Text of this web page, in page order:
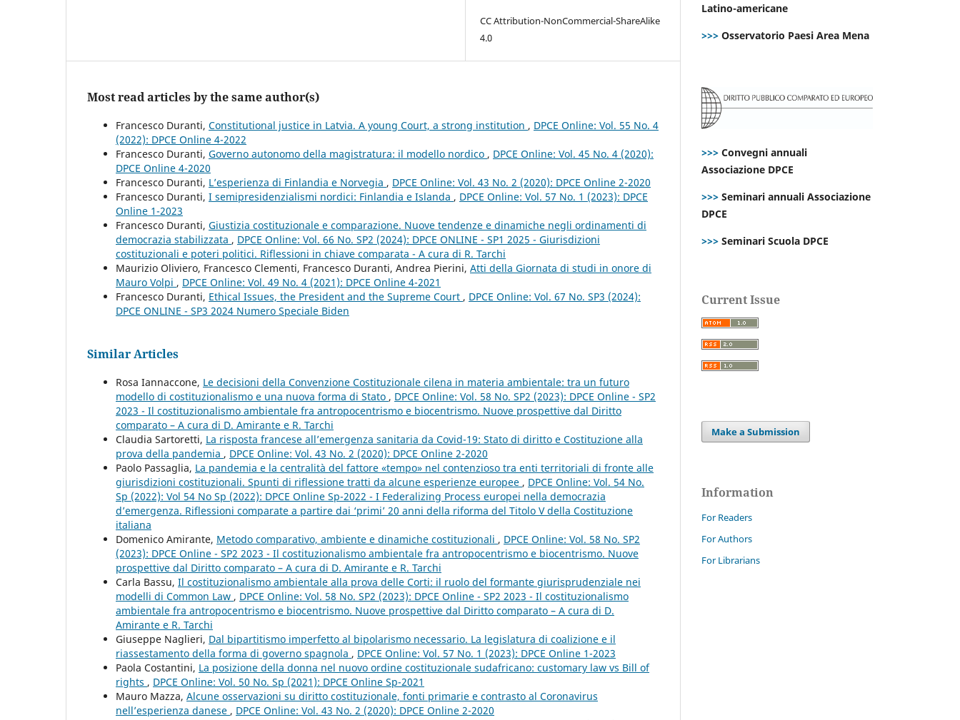
CC Attribution-NonCommercial-ShareAlike
4.0
Most read articles by the same author(s)
Francesco Duranti, Constitutional justice in Latvia. A young Court, a strong institution , DPCE Online: Vol. 55 No. 4
(2022): DPCE Online 4-2022
Francesco Duranti, Governo autonomo della magistratura: il modello nordico , DPCE Online: Vol. 45 No. 4 (2020):
DPCE Online 4-2020
Francesco Duranti, L’esperienza di Finlandia e Norvegia , DPCE Online: Vol. 43 No. 2 (2020): DPCE Online 2-2020
Francesco Duranti, I semipresidenzialismi nordici: Finlandia e Islanda , DPCE Online: Vol. 57 No. 1 (2023): DPCE
Online 1-2023
Francesco Duranti, Giustizia costituzionale e comparazione. Nuove tendenze e dinamiche negli ordinamenti di
democrazia stabilizzata , DPCE Online: Vol. 66 No. SP2 (2024): DPCE ONLINE - SP1 2025 - Giurisdizioni
costituzionali e poteri politici. Riflessioni in chiave comparata - A cura di R. Tarchi
Maurizio Oliviero, Francesco Clementi, Francesco Duranti, Andrea Pierini, Atti della Giornata di studi in onore di
Mauro Volpi , DPCE Online: Vol. 49 No. 4 (2021): DPCE Online 4-2021
Francesco Duranti, Ethical Issues, the President and the Supreme Court , DPCE Online: Vol. 67 No. SP3 (2024):
DPCE ONLINE - SP3 2024 Numero Speciale Biden
Similar Articles
Rosa Iannaccone, Le decisioni della Convenzione Costituzionale cilena in materia ambientale: tra un futuro
modello di costituzionalismo e una nuova forma di Stato , DPCE Online: Vol. 58 No. SP2 (2023): DPCE Online - SP2
2023 - Il costituzionalismo ambientale fra antropocentrismo e biocentrismo. Nuove prospettive dal Diritto
comparato – A cura di D. Amirante e R. Tarchi
Claudia Sartoretti, La risposta francese all’emergenza sanitaria da Covid-19: Stato di diritto e Costituzione alla
prova della pandemia , DPCE Online: Vol. 43 No. 2 (2020): DPCE Online 2-2020
Paolo Passaglia, La pandemia e la centralità del fattore «tempo» nel contenzioso tra enti territoriali di fronte alle
giurisdizioni costituzionali. Spunti di riflessione tratti da alcune esperienze europee , DPCE Online: Vol. 54 No.
Sp (2022): Vol 54 No Sp (2022): DPCE Online Sp-2022 - I Federalizing Process europei nella democrazia
d’emergenza. Riflessioni comparate a partire dai ‘primi’ 20 anni della riforma del Titolo V della Costituzione
italiana
Domenico Amirante, Metodo comparativo, ambiente e dinamiche costituzionali , DPCE Online: Vol. 58 No. SP2
(2023): DPCE Online - SP2 2023 - Il costituzionalismo ambientale fra antropocentrismo e biocentrismo. Nuove
prospettive dal Diritto comparato – A cura di D. Amirante e R. Tarchi
Carla Bassu, Il costituzionalismo ambientale alla prova delle Corti: il ruolo del formante giurisprudenziale nei
modelli di Common Law , DPCE Online: Vol. 58 No. SP2 (2023): DPCE Online - SP2 2023 - Il costituzionalismo
ambientale fra antropocentrismo e biocentrismo. Nuove prospettive dal Diritto comparato – A cura di D.
Amirante e R. Tarchi
Giuseppe Naglieri, Dal bipartitismo imperfetto al bipolarismo necessario. La legislatura di coalizione e il
riassestamento della forma di governo spagnola , DPCE Online: Vol. 57 No. 1 (2023): DPCE Online 1-2023
Paola Costantini, La posizione della donna nel nuovo ordine costituzionale sudafricano: customary law vs Bill of
rights , DPCE Online: Vol. 50 No. Sp (2021): DPCE Online Sp-2021
Mauro Mazza, Alcune osservazioni su diritto costituzionale, fonti primarie e contrasto al Coronavirus
nell’esperienza danese , DPCE Online: Vol. 43 No. 2 (2020): DPCE Online 2-2020
Latino-americane
>>> Osservatorio Paesi Area Mena
>>> Convegni annuali
Associazione DPCE
>>> Seminari annuali Associazione
DPCE
>>> Seminari Scuola DPCE
Current Issue
Make a Submission
Information
For Readers
For Authors
For Librarians